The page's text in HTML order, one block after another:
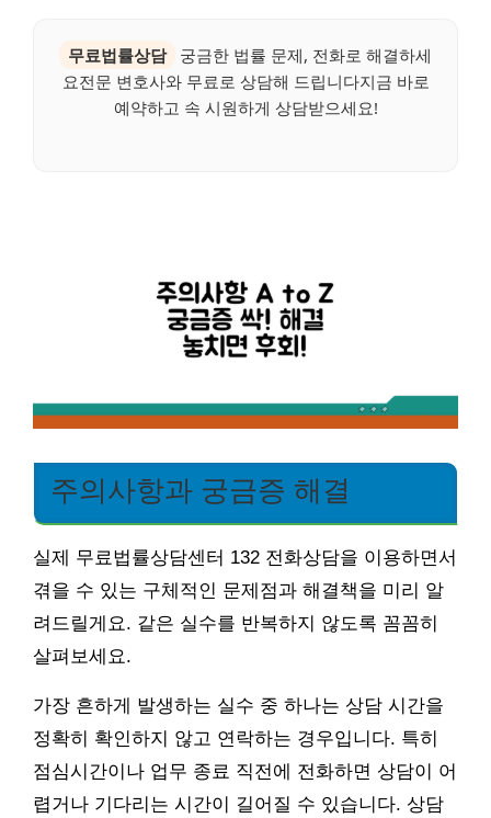
무료법률상담
궁금한 법률 문제, 전화로 해결하세
요전문 변호사와 무료로 상담해 드립니다지금 바로
예약하고 속 시원하게 상담받으세요!
주의사항과 궁금증 해결
실제 무료법률상담센터 132 전화상담을 이용하면서
겪을 수 있는 구체적인 문제점과 해결책을 미리 알
려드릴게요. 같은 실수를 반복하지 않도록 꼼꼼히
살펴보세요.
가장 흔하게 발생하는 실수 중 하나는 상담 시간을
정확히 확인하지 않고 연락하는 경우입니다. 특히
점심시간이나 업무 종료 직전에 전화하면 상담이 어
렵거나 기다리는 시간이 길어질 수 있습니다. 상담